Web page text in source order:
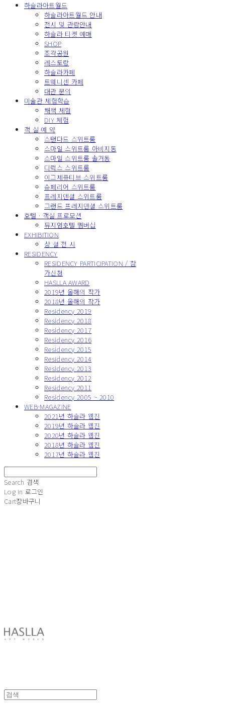
하슬라아트월드
하슬라아트월드 안내
전시 및 관람안내
하슬라 티켓 예매
SHOP
조각공원
레스토랑
하슬라카페
트웨니센 카페
대관 문의
미술관 체험학습
채색 체험
DIY 체험
객 실 예 약
스탠다드 스위트룸
스마일 스위트룸 아비지동
스마일 스위트룸 솔거동
디럭스 스위트룸
이그제큐티브 스위트룸
슈페리어 스위트룸
프레지덴셜 스위트룸
그랜드 프레지덴셜 스위트룸
호텔 · 객실 프로모션
뮤지엄호텔 멤버십
EXHIBITION
상 설 전 시
RESIDENCY
RESIDENCY PARTICIPATION / 참
가신청
HASLLA AWARD
2019년 올해의 작가
2018년 올해의 작가
Residency 2019
Residency 2018
Residency 2017
Residency 2016
Residency 2015
Residency 2014
Residency 2013
Residency 2012
Residency 2011
Residency 2005 ~ 2010
WEB-MAGAZINE
2021년 하슬라 웹진
2019년 하슬라 웹진
2020년 하슬라 웹진
2018년 하슬라 웹진
2017년 하슬라 웹진
Search 검색
Log In 로그인
Cart장바구니